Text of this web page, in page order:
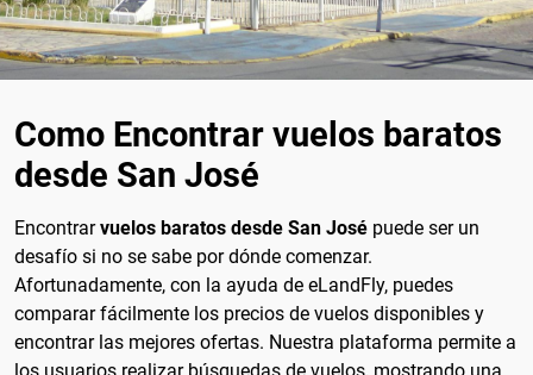
Como Encontrar vuelos baratos
desde San José
Encontrarvuelos baratos desde San José puede ser un
desafío si no se sabe por dónde comenzar.
Afortunadamente, con la ayuda de eLandFly, puedes
comparar fácilmente los precios de vuelos disponibles y
encontrar las mejores ofertas. Nuestra plataforma permite a